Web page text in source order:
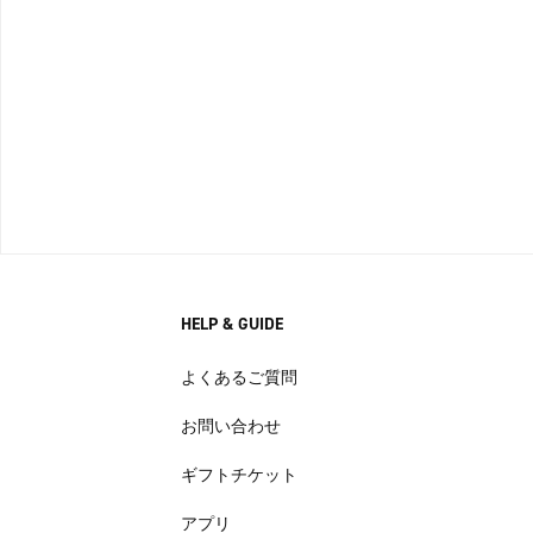
HELP & GUIDE
よくあるご質問
お問い合わせ
ギフトチケット
アプリ